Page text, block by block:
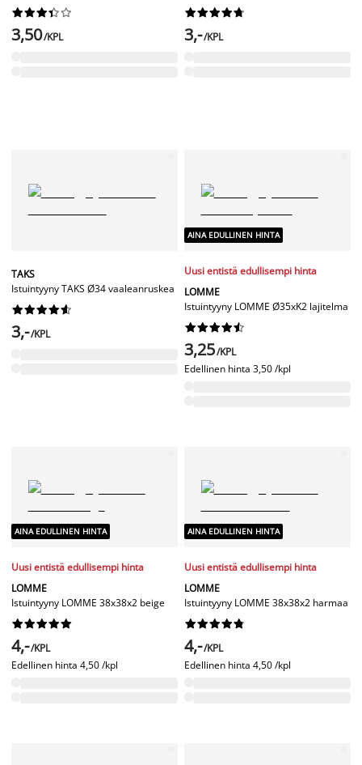






3,50/KPL






3,-/KPL
TAKS
Istuintyyny TAKS Ø34 vaaleanruskea






3,-/KPL
AINA EDULLINEN HINTA
Uusi entistä edullisempi hinta
LOMME
Istuintyyny LOMME Ø35xK2 lajitelma






3,25/KPL
Edellinen hinta 3,50 /kpl
AINA EDULLINEN HINTA
Uusi entistä edullisempi hinta
LOMME
Istuintyyny LOMME 38x38x2 beige






4,-/KPL
Edellinen hinta 4,50 /kpl
AINA EDULLINEN HINTA
Uusi entistä edullisempi hinta
LOMME
Istuintyyny LOMME 38x38x2 harmaa






4,-/KPL
Edellinen hinta 4,50 /kpl